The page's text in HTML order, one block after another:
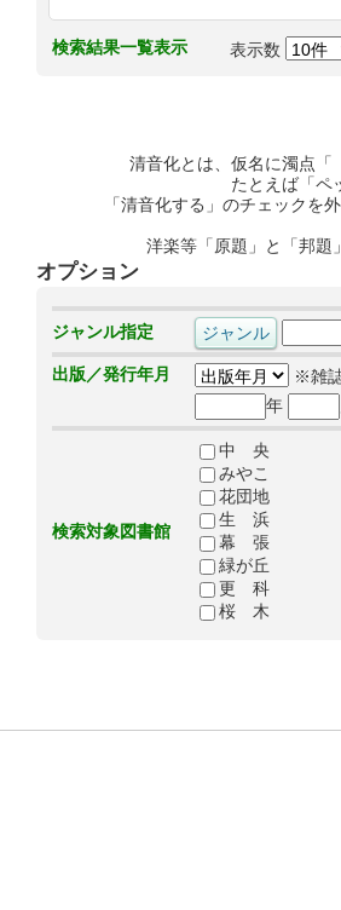
検索結果一覧表示 表示数
清音化とは、仮名に濁点「
たとえば「ペ
「清音化する」のチェックを
洋楽等「原題」と「邦題
オプション
ジャンル指定
出版／発行年月
※雑
年
検索対象図書館
中 央
みやこ
花団地
生 浜
幕 張
緑が丘
更 科
桜 木